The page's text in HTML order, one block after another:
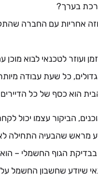
בערך?
אחריות עם החברה
ועוזר לטכנאי לבוא מוכן
גדולים, כל שעת עבודה
הוא כסף של כל
הביקור עצמו יכול
מראש שהבעיה התחילה
בבדיקת הגוף החשמלי –